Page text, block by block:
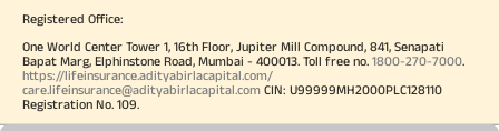
Registered Office:
One World Center Tower 1, 16th Floor, Jupiter Mill Compound, 841, Senapati
Bapat Marg, Elphinstone Road, Mumbai - 400013. Toll free no. 1800-270-7000.
https://lifeinsurance.adityabirlacapital.com/
care.lifeinsurance@adityabirlacapital.com CIN: U99999MH2000PLC128110
Registration No. 109.